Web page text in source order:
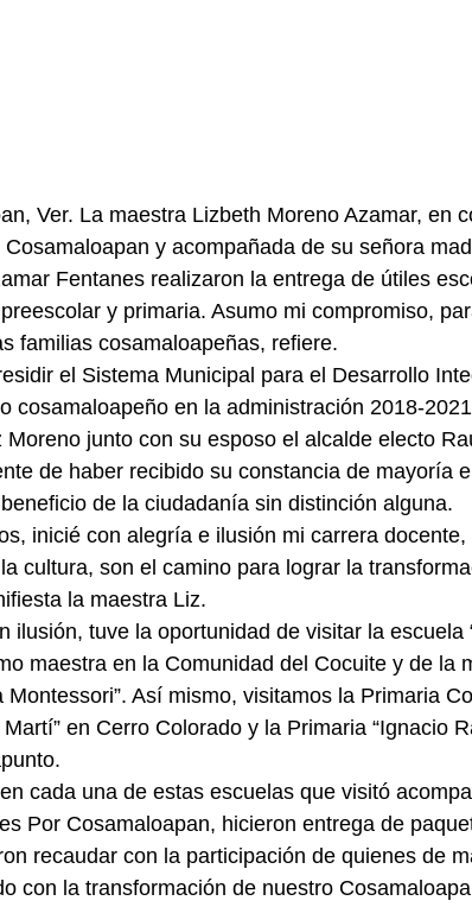
Ver. La maestra Lizbeth Moreno Azamar, en
y acompañada de su señora
Fentanes realizaron la entrega de útiles
y primaria. Asumo mi compromiso,
familias cosamaloapeñas, refiere.
el Sistema Municipal para el Desarrollo
cosamaloapeño en la administración 2018-
Moreno junto con su esposo el alcalde electo
de haber recibido su constancia de mayoría
de la ciudadanía sin distinción alguna.
inicié con alegría e ilusión mi carrera
cultura, son el camino para lograr la
la maestra Liz.
ilusión, tuve la oportunidad de visitar la escuela
maestra en la Comunidad del Cocuite y de la
Montessori”. Así mismo, visitamos la Primaria
en Cerro Colorado y la Primaria “Ignacio
cada una de estas escuelas que visitó
Por Cosamaloapan, hicieron entrega de
recaudar con la participación de quienes de
con la transformación de nuestro